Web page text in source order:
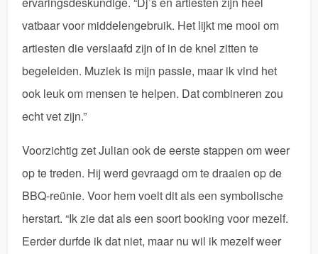
vatbaar voor middelengebruik. Het lijkt me mooi om
artiesten die verslaafd zijn of in de knel zitten te
begeleiden. Muziek is mijn passie, maar ik vind het
ook leuk om mensen te helpen. Dat combineren zou
echt vet zijn.”
Voorzichtig zet Julian ook de eerste stappen om weer
op te treden. Hij werd gevraagd om te draaien op de
BBQ-reünie. Voor hem voelt dit als een symbolische
herstart. “Ik zie dat als een soort booking voor mezelf.
Eerder durfde ik dat niet, maar nu wil ik mezelf weer